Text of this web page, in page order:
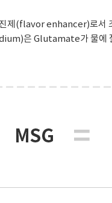
제(flavor enhancer)로서
은 Glutamate가 물에